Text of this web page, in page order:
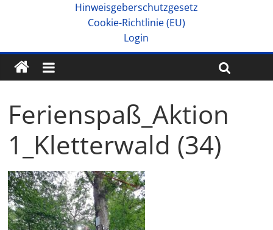
Hinweisgeberschutzgesetz
Cookie-Richtlinie (EU)
Login
Ferienspaß_Aktion
1_Kletterwald (34)